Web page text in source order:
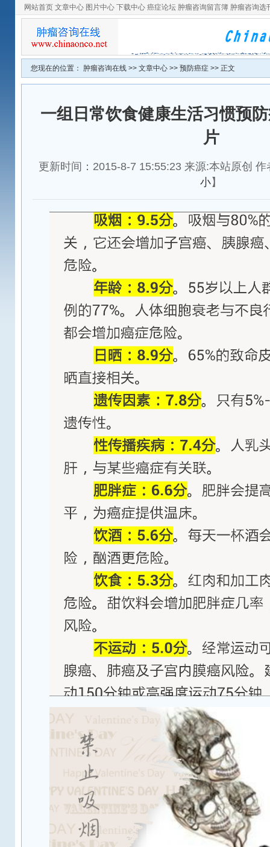
网站首页 文章中心 图片中心 下载中心 癌症论坛 肿瘤咨询留言簿 肿瘤咨询选
您现在的位置： 肿瘤咨询在线 >> 文章中心 >> 预防癌症 >> 正文
一组日常饮食健康生活习惯预
片
更新时间：2015-8-7 15:55:23 来源:本站原创
小】